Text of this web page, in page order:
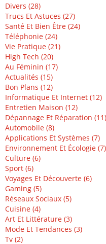
Divers (28)
Trucs Et Astuces (27)
Santé Et Bien Être (24)
Téléphonie (24)
Vie Pratique (21)
High Tech (20)
Au Féminin (17)
Actualités (15)
Bon Plans (12)
Informatique Et Internet (12)
Entretien Maison (12)
Dépannage Et Réparation (11)
Automobile (8)
Applications Et Systèmes (7)
Environnement Et Écologie (7)
Culture (6)
Sport (6)
Voyages Et Découverte (6)
Gaming (5)
Réseaux Sociaux (5)
Cuisine (4)
Art Et Littérature (3)
Mode Et Tendances (3)
Tv (2)